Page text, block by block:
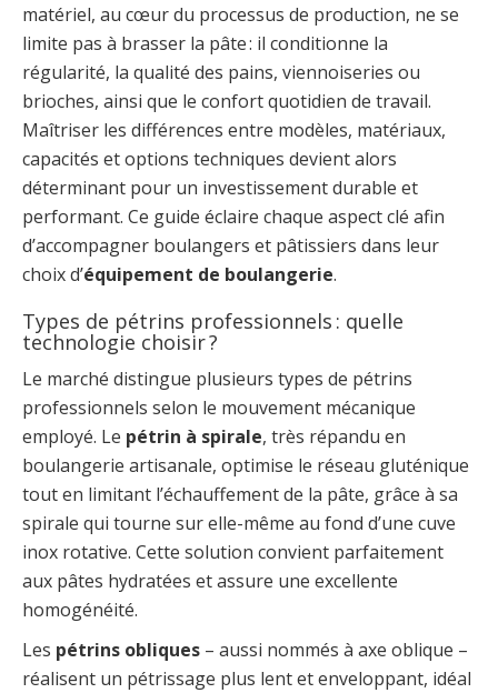
matériel, au cœur du processus de production, ne se
limite pas à brasser la pâte : il conditionne la
régularité, la qualité des pains, viennoiseries ou
brioches, ainsi que le confort quotidien de travail.
Maîtriser les différences entre modèles, matériaux,
capacités et options techniques devient alors
déterminant pour un investissement durable et
performant. Ce guide éclaire chaque aspect clé afin
d’accompagner boulangers et pâtissiers dans leur
choix d’équipement de boulangerie.
Types de pétrins professionnels : quelle
technologie choisir ?
Le marché distingue plusieurs types de pétrins
professionnels selon le mouvement mécanique
employé. Le pétrin à spirale, très répandu en
boulangerie artisanale, optimise le réseau gluténique
tout en limitant l’échauffement de la pâte, grâce à sa
spirale qui tourne sur elle-même au fond d’une cuve
inox rotative. Cette solution convient parfaitement
aux pâtes hydratées et assure une excellente
homogénéité.
Les pétrins obliques – aussi nommés à axe oblique –
réalisent un pétrissage plus lent et enveloppant, idéal